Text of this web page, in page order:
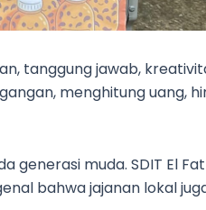
tanggung jawab,
menghitung uang,
generasi muda. SDIT El
bahwa jajanan lokal